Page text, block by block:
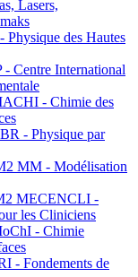
Lasers,
des Hautes
Centre International
- Chimie des
- Physique par
MM - Modélisation
MECENCLI -
les Cliniciens
- Chimie
- Fondements de